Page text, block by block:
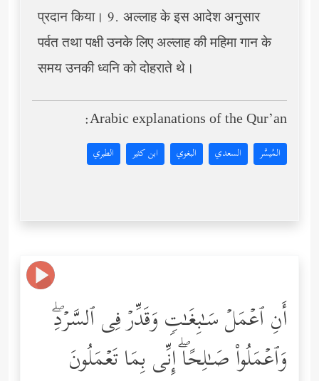
प्रदान किया। 9. अल्लाह के इस आदेश अनुसार
पर्वत तथा पक्षी उनके लिए अल्लाह की महिमा गान के
समय उनकी ध्वनि को दोहराते थे।
Arabic explanations of the Qur’an:
المُيسَّر السعدي البغوي ابن كثير الطبري
أَنِ ٱعۡمَلۡ سَـٰبِغَـٰتࣲ وَقَدِّرۡ فِی ٱلسَّرۡدِۖ
وَٱعۡمَلُواْ صَـٰلِحًاۖ إِنِّی بِمَا تَعۡمَلُونَ